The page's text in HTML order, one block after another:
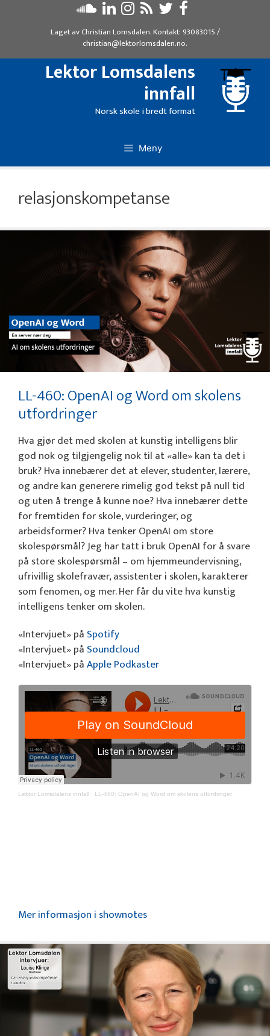
Laget avChristian Lomsdalen. Kontakt: 93083015/
christian@lektorlomsdalen.no.
Lektor Lomsdalens
innfall
Norsk skole i bredt format
Meny
relasjonskompetanse
LL-460: OpenAI og Word om skolens
utfordringer
Hva gjør det med skolen at kunstig intelligens blir
god nok og tilgjengelig nok til at «alle» kan ta det i
bruk? Hva innebærer det at elever, studenter, lærere,
og andre kan generere rimelig god tekst på null tid
og uten å trenge å kunne noe? Hva innebærer dette
for fremtiden for skole, vurderinger, og
arbeidsformer? Hva tenker OpenAI om store
skolespørsmål? Jeg har tatt i bruk OpenAI for å svare
på store skolespørsmål – om hjemmeundervisning,
ufrivillig skolefravær, assistenter i skolen, karakterer
som fenomen, og mer. Her får du vite hva kunstig
intelligens tenker om skolen.
«Intervjuet» på Spotify
«Intervjuet» på Soundcloud
«Intervjuet» påApple Podkaster
Lektor Lomsdalens innfall · LL-460: OpenAI og Word om skolens utfordringer
Mer informasjon i shownotes